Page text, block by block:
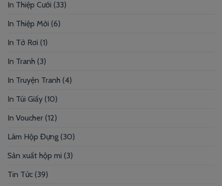
In Thiệp Cưới (33)
In Thiệp Mời (6)
In Tờ Rơi (1)
In Tranh (3)
In Truyện Tranh (4)
In Túi Giấy (10)
In Voucher (12)
Làm Hộp Đựng (30)
Sản xuất hộp mi (3)
Tin Tức (39)